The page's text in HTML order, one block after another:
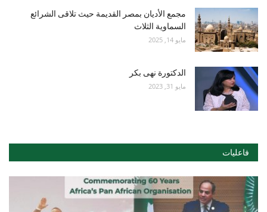
مجمع الأديان بمصر القديمة حيث تلاقى الشرائع
السماوية الثلاث
مايو 14, 2025
الدكتورة نهى بكر
مايو 31, 2023
فاعليات